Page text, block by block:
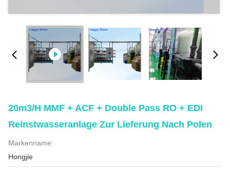
20m3/h MMF + ACF + Double Pass RO + EDI
Reinstwasseranlage Zur Lieferung Nach Polen
Markenname:
Hongjie